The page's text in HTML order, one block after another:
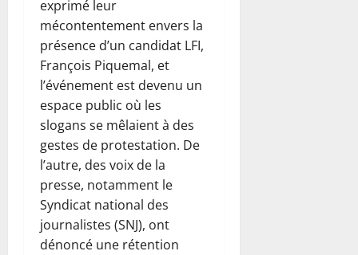
exprimé leur
mécontentement envers la
présence d’un candidat LFI,
François Piquemal, et
l’événement est devenu un
espace public où les
slogans se mêlaient à des
gestes de protestation. De
l’autre, des voix de la
presse, notamment le
Syndicat national des
journalistes (SNJ), ont
dénoncé une rétention